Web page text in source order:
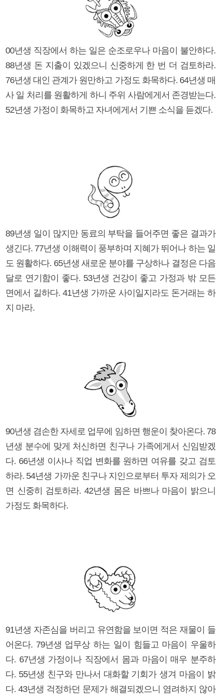
00년생 직장에서 하는 일은 순조로우나 마음이 불안하다.
88년생 돈 지출이 있겠으니 신중하게 한 번 더 검토하라.
76년생 대인 관계가 원만하고 가정도 화목하다. 64년생 매
사 일 처리를 원활하게 하니 주위 사람에게서 존경받는다.
52년생 가정이 화목하고 자녀에게서 기쁜 소식을 듣겠다.
89년생 일이 많지만 동료의 부탁을 들어주면 좋은 결과가
생긴다. 77년생 이해력이 풍부하며 지혜가 뛰어나 하는 일
도 원활하다. 65년생 새로운 분야를 구상하나 결정은 다음
달로 연기함이 좋다. 53년생 건강이 좋고 가정과 밖 모든
면에서 길하다. 41년생 가까운 사이일지라도 돈거래는 하
지 마라.
90년생 겸손한 자세로 업무에 임하면 행운이 찾아온다. 78
년생 분수에 맞게 처신하면 친구나 가족에게서 신임받겠
다. 66년생 이사나 직업 변화를 원하면 여유를 갖고 검토
하라. 54년생 가까운 친구나 지인으로부터 투자 제의가 오
면 신중히 검토하라. 42년생 몸은 바쁘나 마음이 밝으니
가정도 화목하다.
91년생 자존심을 버리고 유연함을 보이면 적은 재물이 들
어온다. 79년생 업무상 하는 일이 힘들고 마음이 우울하
다. 67년생 가정이나 직장에서 몸과 마음이 매우 분주하
다. 55년생 친구와 만나서 대화할 기회가 생겨 마음이 밝
다. 43년생 걱정하던 문제가 해결되겠으니 염려하지 않아